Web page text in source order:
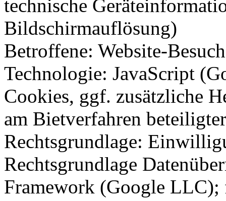
technische
Bildschirmauflösung)
Betroffene: Website-
Technologie: JavaScript
Cookies, ggf. zusätzliche
am Bietverfahren
Rechtsgrundlage:
Rechtsgrundlage
Framework (Google